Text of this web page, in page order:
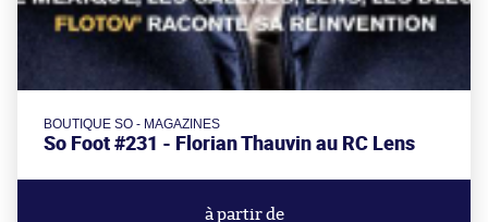
BOUTIQUE SO - MAGAZINES
So Foot #231 - Florian Thauvin au RC Lens
à partir de